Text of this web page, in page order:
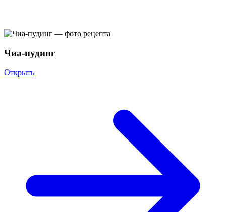
Чиа-пудинг
Открыть